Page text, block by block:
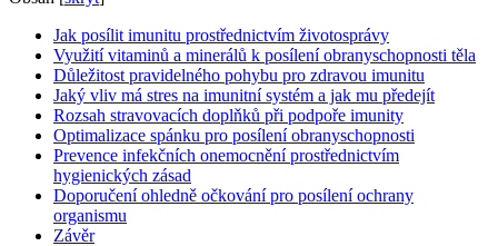
Jak posílit imunitu prostřednictvím životosprávy
Využití vitaminů a minerálů k posílení obranyschopnosti těla
Důležitost pravidelného pohybu pro zdravou imunitu
Jaký vliv má stres na imunitní systém a jak mu předejít
Rozsah stravovacích doplňků při podpoře imunity
Optimalizace spánku pro posílení obranyschopnosti
Prevence infekčních onemocnění prostřednictvím
hygienických zásad
Doporučení ohledně očkování pro posílení ochrany
organismu
Závěr